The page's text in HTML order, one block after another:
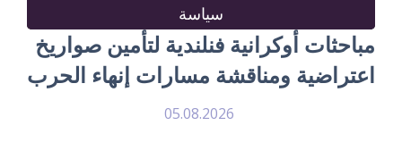
سياسة
مباحثات أوكرانية فنلندية لتأمين صواريخ
اعتراضية ومناقشة مسارات إنهاء الحرب
05.08.2026